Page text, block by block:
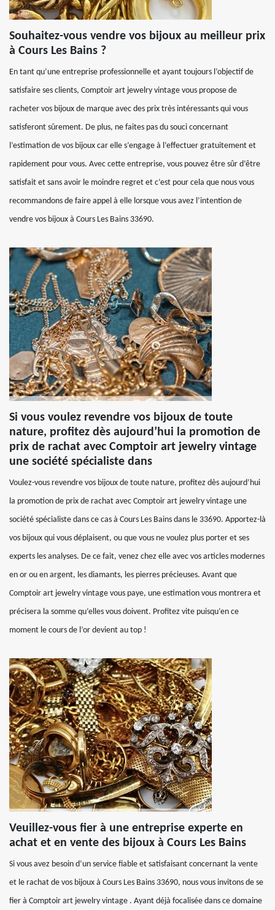
Souhaitez-vous vendre vos bijoux au meilleur prix
à Cours Les Bains ?
En tant qu’une entreprise professionnelle et ayant toujours l’objectif de
satisfaire ses clients, Comptoir art jewelry vintage vous propose de
racheter vos bijoux de marque avec des prix très intéressants qui vous
satisferont sûrement. De plus, ne faites pas du souci concernant
l’estimation de vos bijoux car elle s’engage à l’effectuer gratuitement et
rapidement pour vous. Avec cette entreprise, vous pouvez être sûr d’être
satisfait et sans avoir le moindre regret et c’est pour cela que nous vous
recommandons de faire appel à elle lorsque vous avez l’intention de
vendre vos bijoux à Cours Les Bains 33690.
Si vous voulez revendre vos bijoux de toute
nature, profitez dès aujourd’hui la promotion de
prix de rachat avec Comptoir art jewelry vintage
une société spécialiste dans
Voulez-vous revendre vos bijoux de toute nature, profitez dès aujourd’hui
la promotion de prix de rachat avec Comptoir art jewelry vintage une
société spécialiste dans ce cas à Cours Les Bains dans le 33690. Apportez-là
vos bijoux qui vous déplaisent, ou que vous ne voulez plus porter et ses
experts les analyses. De ce fait, venez chez elle avec vos articles modernes
en or ou en argent, les diamants, les pierres précieuses. Avant que
Comptoir art jewelry vintage vous paye, une estimation vous montrera et
précisera la somme qu’elles vous doivent. Profitez vite puisqu’en ce
moment le cours de l’or devient au top !
Veuillez-vous fier à une entreprise experte en
achat et en vente des bijoux à Cours Les Bains
Si vous avez besoin d’un service fiable et satisfaisant concernant la vente
et le rachat de vos bijoux à Cours Les Bains 33690, nous vous invitons de se
fier à Comptoir art jewelry vintage . Ayant déjà focalisée dans ce domaine